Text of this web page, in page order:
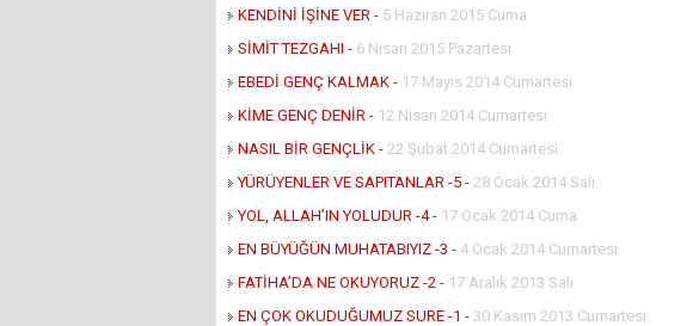
KENDİNİ İŞİNE VER - 5 Haziran 2015 Cuma
SİMİT TEZGAHI - 6 Nisan 2015 Pazartesi
EBEDİ GENÇ KALMAK - 17 Mayıs 2014 Cumartesi
KİME GENÇ DENİR - 12 Nisan 2014 Cumartesi
NASIL BİR GENÇLİK - 22 Şubat 2014 Cumartesi
YÜRÜYENLER VE SAPITANLAR -5 - 28 Ocak 2014 Salı
YOL, ALLAH’IN YOLUDUR -4- 17 Ocak 2014 Cuma
EN BÜYÜĞÜN MUHATABIYIZ -3 - 4 Ocak 2014 Cumartesi
FATİHA’DA NE OKUYORUZ -2 - 17 Aralık 2013 Salı
EN ÇOK OKUDUĞUMUZ SURE -1 - 30 Kasım 2013 Cumartesi